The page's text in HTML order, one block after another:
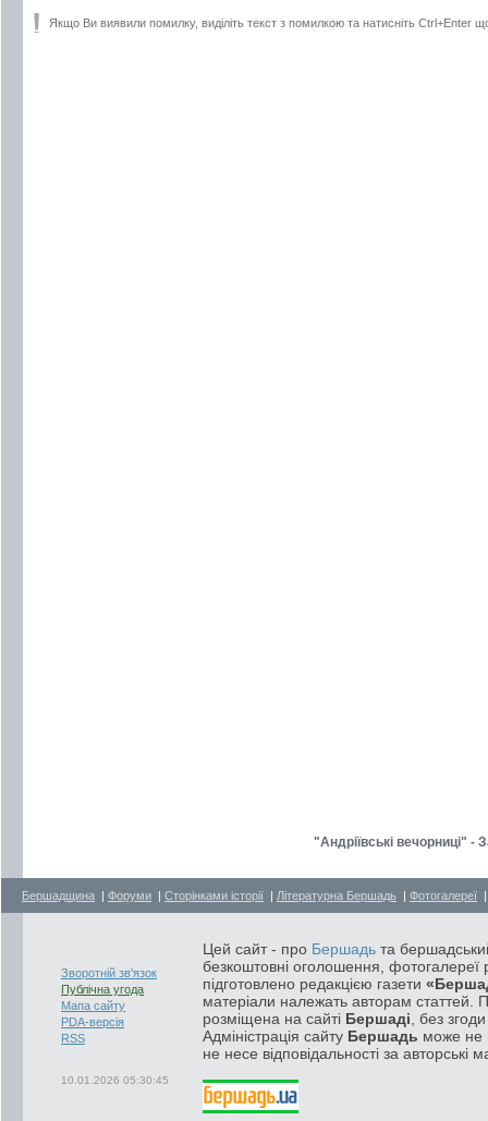
Якщо Ви виявили помилку, виділіть текст з помилкою та натисніть Ctrl+Enter
"Андріївські вечорниці"
Бершадщина | Форуми | Сторінками історії | Літературна Бершадь | Фотогалереї
Зворотній зв'язок
Публічна угода
Мапа сайту
PDA-версія
RSS
10.01.2026 05:30:45
Цей сайт - про Бершадь та
безкоштовні оголошення, фотогалереї
підготовлено редакцією газети
матеріали належать авторам статтей.
розміщена на сайті Бершаді , без
Адміністрація сайту Бершадь може не
не несе відповідальності за авторські